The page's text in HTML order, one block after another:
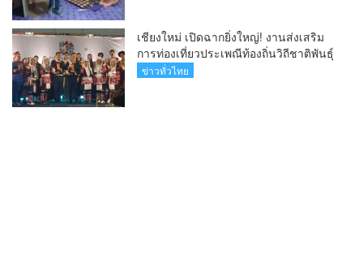
เชียงใหม่ เปิดฉากยิ่งใหญ่! งานส่งเสริม
การท่องเที่ยวประเพณีท้องถิ่นวิถีชาติพันธุ์
ล้านนา(คลิป)
ข่าวทั่วไทย